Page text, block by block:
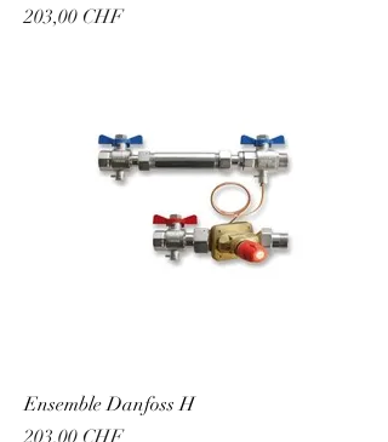
Prix
203,00 CHF
Ensemble Danfoss H
Prix
203,00 CHF